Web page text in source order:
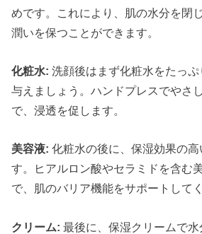
めです。これにより、肌の水分を閉
潤いを保つことができます。
化粧水: 洗顔後はまず化粧水をたっ
与えましょう。ハンドプレスでやさ
で、浸透を促します。
美容液: 化粧水の後に、保湿効果の高
す。ヒアルロン酸やセラミドを含む
で、肌のバリア機能をサポートして
クリーム: 最後に、保湿クリームで